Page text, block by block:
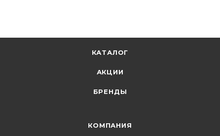
КАТАЛОГ
АКЦИИ
БРЕНДЫ
КОМПАНИЯ